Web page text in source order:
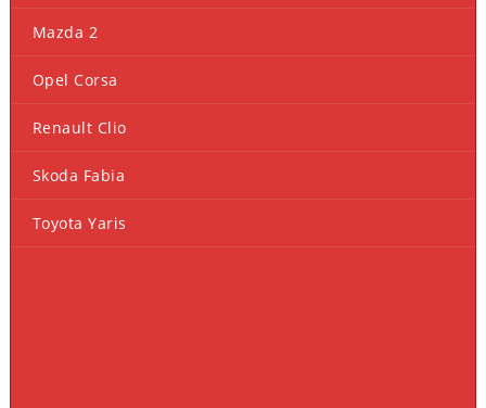
Mazda 2
Opel Corsa
Renault Clio
Skoda Fabia
Toyota Yaris